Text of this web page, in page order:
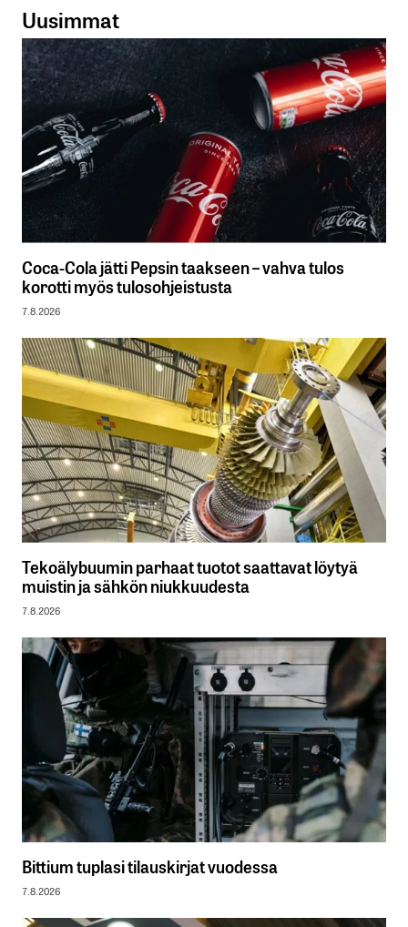
Uusimmat
Coca-Cola jätti Pepsin taakseen – vahva tulos
korotti myös tulosohjeistusta
7.8.2026
Tekoälybuumin parhaat tuotot saattavat löytyä
muistin ja sähkön niukkuudesta
7.8.2026
Bittium tuplasi tilauskirjat vuodessa
7.8.2026